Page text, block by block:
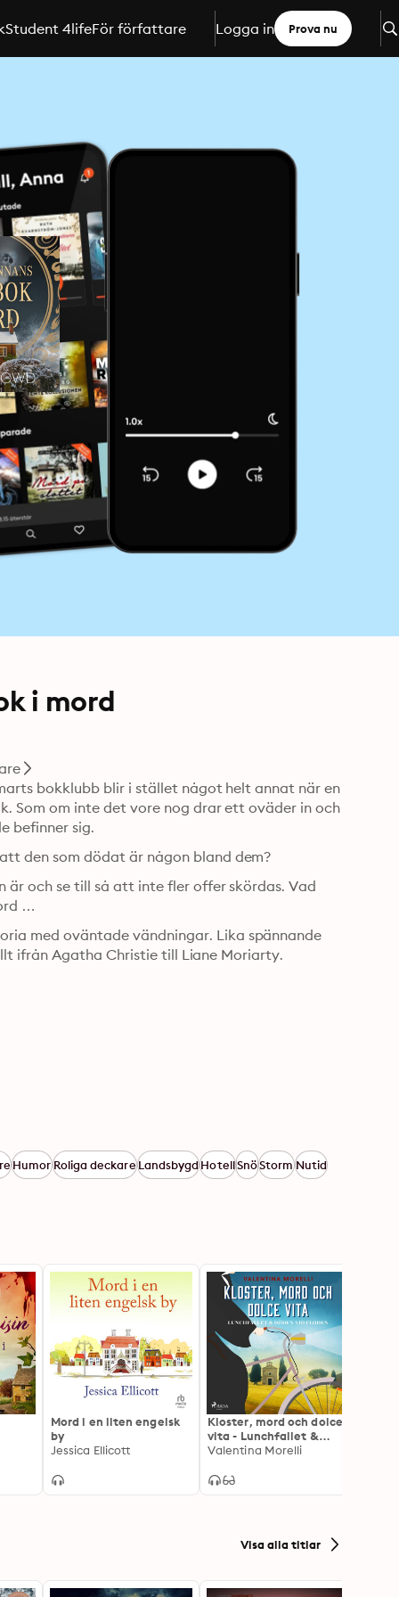
Student 4lifeFör författare Logga in Prova nu
i mord
bokklubb blir i stället något helt annat när en
Som om inte det vore nog drar ett oväder in och
befinner sig.
den som dödat är någon bland dem?
och se till så att inte fler offer skördas. Vad
…
med oväntade vändningar. Lika spännande
ifrån Agatha Christie till Liane Moriarty.
HumorRoliga deckareLandsbygdHotellSnöStormNutid
Mord i en liten engelsk
by
Jessica Ellicott
Kloster, mord och dolce
vita - Lunchfallet &
Döden vid floden
Valentina Morelli
Visa alla titlar